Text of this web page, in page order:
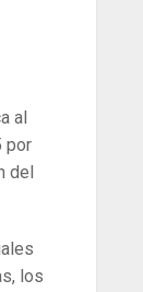
al
por
del
los